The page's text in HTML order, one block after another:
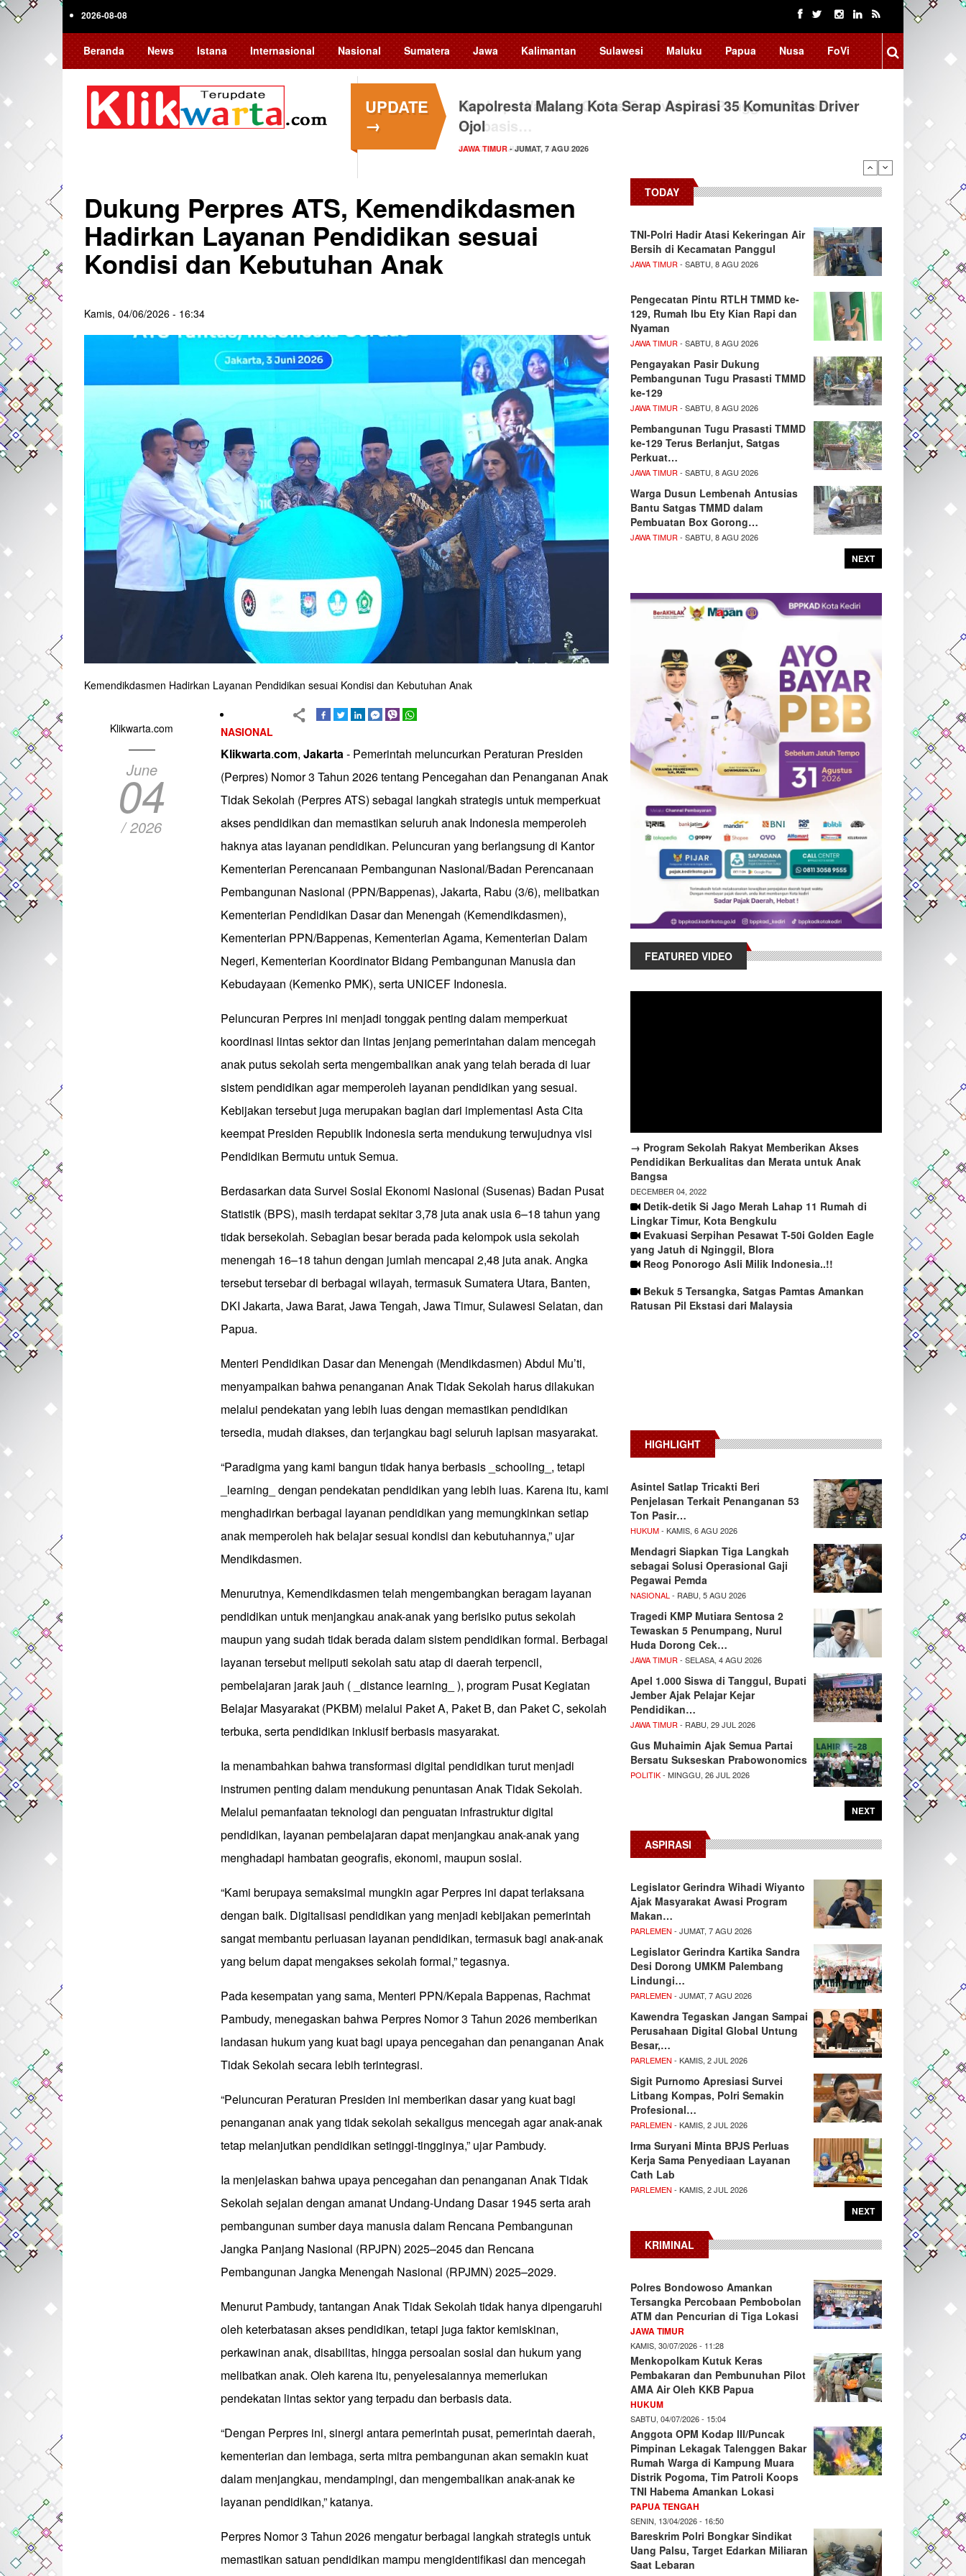
Skip
2026-08-08
Beranda News Istana Internasional Nasional Sumatera Jawa Kalimantan Sulawesi Maluku Papua Nusa FoVi
UPDATE
→
Kapolresta Malang Kota Serap Aspirasi 35 Komunitas Driver
Ojol
JAWA TIMUR- JUMAT, 7 AGU 2026
Dukung Perpres ATS, Kemendikdasmen
Hadirkan Layanan Pendidikan sesuai
Kondisi dan Kebutuhan Anak
Kamis, 04/06/2026 - 16:34
Kemendikdasmen Hadirkan Layanan Pendidikan sesuai Kondisi dan Kebutuhan Anak
Klikwarta.com
June
04
/ 2026
NASIONAL
Klikwarta.com, Jakarta- Pemerintah meluncurkan Peraturan Presiden
(Perpres) Nomor 3 Tahun 2026 tentang Pencegahan dan Penanganan Anak
Tidak Sekolah (Perpres ATS) sebagai langkah strategis untuk memperkuat
akses pendidikan dan memastikan seluruh anak Indonesia memperoleh
haknya atas layanan pendidikan. Peluncuran yang berlangsung di Kantor
Kementerian Perencanaan Pembangunan Nasional/Badan Perencanaan
Pembangunan Nasional (PPN/Bappenas), Jakarta, Rabu (3/6), melibatkan
Kementerian Pendidikan Dasar dan Menengah (Kemendikdasmen),
Kementerian PPN/Bappenas, Kementerian Agama, Kementerian Dalam
Negeri, Kementerian Koordinator Bidang Pembangunan Manusia dan
Kebudayaan (Kemenko PMK), serta UNICEF Indonesia.
Peluncuran Perpres ini menjadi tonggak penting dalam memperkuat
koordinasi lintas sektor dan lintas jenjang pemerintahan dalam mencegah
anak putus sekolah serta mengembalikan anak yang telah berada di luar
sistem pendidikan agar memperoleh layanan pendidikan yang sesuai.
Kebijakan tersebut juga merupakan bagian dari implementasi Asta Cita
keempat Presiden Republik Indonesia serta mendukung terwujudnya visi
Pendidikan Bermutu untuk Semua.
Berdasarkan data Survei Sosial Ekonomi Nasional (Susenas) Badan Pusat
Statistik (BPS), masih terdapat sekitar 3,78 juta anak usia 6–18 tahun yang
tidak bersekolah. Sebagian besar berada pada kelompok usia sekolah
menengah 16–18 tahun dengan jumlah mencapai 2,48 juta anak. Angka
tersebut tersebar di berbagai wilayah, termasuk Sumatera Utara, Banten,
DKI Jakarta, Jawa Barat, Jawa Tengah, Jawa Timur, Sulawesi Selatan, dan
Papua.
Menteri Pendidikan Dasar dan Menengah (Mendikdasmen) Abdul Mu’ti,
menyampaikan bahwa penanganan Anak Tidak Sekolah harus dilakukan
melalui pendekatan yang lebih luas dengan memastikan pendidikan
tersedia, mudah diakses, dan terjangkau bagi seluruh lapisan masyarakat.
“Paradigma yang kami bangun tidak hanya berbasis _schooling_, tetapi
_learning_ dengan pendekatan pendidikan yang lebih luas. Karena itu, kami
menghadirkan berbagai layanan pendidikan yang memungkinkan setiap
anak memperoleh hak belajar sesuai kondisi dan kebutuhannya,” ujar
Mendikdasmen.
Menurutnya, Kemendikdasmen telah mengembangkan beragam layanan
pendidikan untuk menjangkau anak-anak yang berisiko putus sekolah
maupun yang sudah tidak berada dalam sistem pendidikan formal. Berbagai
layanan tersebut meliputi sekolah satu atap di daerah terpencil,
pembelajaran jarak jauh ( _distance learning_ ), program Pusat Kegiatan
Belajar Masyarakat (PKBM) melalui Paket A, Paket B, dan Paket C, sekolah
terbuka, serta pendidikan inklusif berbasis masyarakat.
Ia menambahkan bahwa transformasi digital pendidikan turut menjadi
instrumen penting dalam mendukung penuntasan Anak Tidak Sekolah.
Melalui pemanfaatan teknologi dan penguatan infrastruktur digital
pendidikan, layanan pembelajaran dapat menjangkau anak-anak yang
menghadapi hambatan geografis, ekonomi, maupun sosial.
“Kami berupaya semaksimal mungkin agar Perpres ini dapat terlaksana
dengan baik. Digitalisasi pendidikan yang menjadi kebijakan pemerintah
sangat membantu perluasan layanan pendidikan, termasuk bagi anak-anak
yang belum dapat mengakses sekolah formal,” tegasnya.
Pada kesempatan yang sama, Menteri PPN/Kepala Bappenas, Rachmat
Pambudy, menegaskan bahwa Perpres Nomor 3 Tahun 2026 memberikan
landasan hukum yang kuat bagi upaya pencegahan dan penanganan Anak
Tidak Sekolah secara lebih terintegrasi.
“Peluncuran Peraturan Presiden ini memberikan dasar yang kuat bagi
penanganan anak yang tidak sekolah sekaligus mencegah agar anak-anak
tetap melanjutkan pendidikan setinggi-tingginya,” ujar Pambudy.
Ia menjelaskan bahwa upaya pencegahan dan penanganan Anak Tidak
Sekolah sejalan dengan amanat Undang-Undang Dasar 1945 serta arah
pembangunan sumber daya manusia dalam Rencana Pembangunan
Jangka Panjang Nasional (RPJPN) 2025–2045 dan Rencana
Pembangunan Jangka Menengah Nasional (RPJMN) 2025–2029.
Menurut Pambudy, tantangan Anak Tidak Sekolah tidak hanya dipengaruhi
oleh keterbatasan akses pendidikan, tetapi juga faktor kemiskinan,
perkawinan anak, disabilitas, hingga persoalan sosial dan hukum yang
melibatkan anak. Oleh karena itu, penyelesaiannya memerlukan
pendekatan lintas sektor yang terpadu dan berbasis data.
“Dengan Perpres ini, sinergi antara pemerintah pusat, pemerintah daerah,
kementerian dan lembaga, serta mitra pembangunan akan semakin kuat
dalam menjangkau, mendampingi, dan mengembalikan anak-anak ke
layanan pendidikan,” katanya.
Perpres Nomor 3 Tahun 2026 mengatur berbagai langkah strategis untuk
memastikan satuan pendidikan mampu mengidentifikasi dan mencegah
TODAY
TNI-Polri Hadir Atasi Kekeringan Air
Bersih di Kecamatan Panggul
JAWA TIMUR - SABTU, 8 AGU 2026
Pengecatan Pintu RTLH TMMD ke-
129, Rumah Ibu Ety Kian Rapi dan
Nyaman
JAWA TIMUR - SABTU, 8 AGU 2026
Pengayakan Pasir Dukung
Pembangunan Tugu Prasasti TMMD
ke-129
JAWA TIMUR - SABTU, 8 AGU 2026
Pembangunan Tugu Prasasti TMMD
ke-129 Terus Berlanjut, Satgas
Perkuat…
JAWA TIMUR - SABTU, 8 AGU 2026
Warga Dusun Lembenah Antusias
Bantu Satgas TMMD dalam
Pembuatan Box Gorong…
JAWA TIMUR - SABTU, 8 AGU 2026
NEXT
FEATURED VIDEO
→ Program Sekolah Rakyat Memberikan Akses
Pendidikan Berkualitas dan Merata untuk Anak
Bangsa
DECEMBER 04, 2022
Detik-detik Si Jago Merah Lahap 11 Rumah di
Lingkar Timur, Kota Bengkulu
Evakuasi Serpihan Pesawat T-50i Golden Eagle
yang Jatuh di Nginggil, Blora
Reog Ponorogo Asli Milik Indonesia..!!
Bekuk 5 Tersangka, Satgas Pamtas Amankan
Ratusan Pil Ekstasi dari Malaysia
HIGHLIGHT
Asintel Satlap Tricakti Beri
Penjelasan Terkait Penanganan 53
Ton Pasir…
HUKUM- KAMIS, 6 AGU 2026
Mendagri Siapkan Tiga Langkah
sebagai Solusi Operasional Gaji
Pegawai Pemda
NASIONAL - RABU, 5 AGU 2026
Tragedi KMP Mutiara Sentosa 2
Tewaskan 5 Penumpang, Nurul
Huda Dorong Cek…
JAWA TIMUR - SELASA, 4 AGU 2026
Apel 1.000 Siswa di Tanggul, Bupati
Jember Ajak Pelajar Kejar
Pendidikan…
JAWA TIMUR - RABU, 29 JUL 2026
Gus Muhaimin Ajak Semua Partai
Bersatu Sukseskan Prabowonomics
POLITIK- MINGGU, 26 JUL 2026
NEXT
ASPIRASI
Legislator Gerindra Wihadi Wiyanto
Ajak Masyarakat Awasi Program
Makan…
PARLEMEN - JUMAT, 7 AGU 2026
Legislator Gerindra Kartika Sandra
Desi Dorong UMKM Palembang
Lindungi…
PARLEMEN - JUMAT, 7 AGU 2026
Kawendra Tegaskan Jangan Sampai
Perusahaan Digital Global Untung
Besar,…
PARLEMEN - KAMIS, 2 JUL 2026
Sigit Purnomo Apresiasi Survei
Litbang Kompas, Polri Semakin
Profesional…
PARLEMEN - KAMIS, 2 JUL 2026
Irma Suryani Minta BPJS Perluas
Kerja Sama Penyediaan Layanan
Cath Lab
PARLEMEN - KAMIS, 2 JUL 2026
NEXT
KRIMINAL
Polres Bondowoso Amankan
Tersangka Percobaan Pembobolan
ATM dan Pencurian di Tiga Lokasi
JAWA TIMUR
KAMIS, 30/07/2026 - 11:28
Menkopolkam Kutuk Keras
Pembakaran dan Pembunuhan Pilot
AMA Air Oleh KKB Papua
HUKUM
SABTU, 04/07/2026 - 15:04
Anggota OPM Kodap III/Puncak
Pimpinan Lekagak Talenggen Bakar
Rumah Warga di Kampung Muara
Distrik Pogoma, Tim Patroli Koops
TNI Habema Amankan Lokasi
PAPUA TENGAH
SENIN, 13/04/2026 - 16:50
Bareskrim Polri Bongkar Sindikat
Uang Palsu, Target Edarkan Miliaran
Saat Lebaran